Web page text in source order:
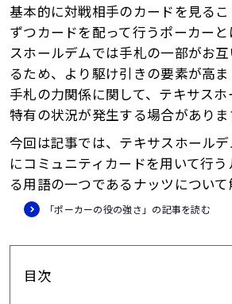
基本的に対戦相手のカードを見る
ずつカードを配って行うポーカー
スホールデムでは手札の一部がお
るため、より駆け引きの要素が高
手札の力関係に関して、テキサス
特有の状況が発生する場合がありま
今回は記事では、テキサスホール
にコミュニティカードを用いて行
る用語の一つであるナッツについて
「ポーカーの役の強さ」の記事を読む
目次